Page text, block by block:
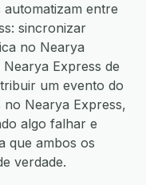
entre
sincronizar
no Nearya
Express de
um evento do
Nearya Express,
algo falhar e
que ambos os
verdade.